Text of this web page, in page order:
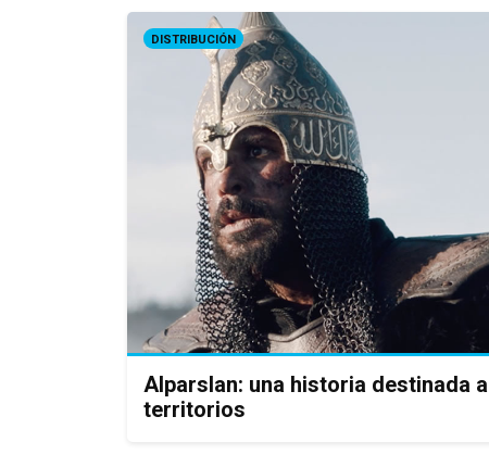
DISTRIBUCIÓN
Alparslan: una historia destinada
territorios